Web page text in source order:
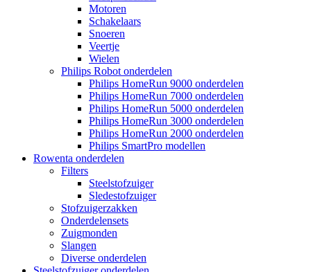
Motoren
Schakelaars
Snoeren
Veertje
Wielen
Philips Robot onderdelen
Philips HomeRun 9000 onderdelen
Philips HomeRun 7000 onderdelen
Philips HomeRun 5000 onderdelen
Philips HomeRun 3000 onderdelen
Philips HomeRun 2000 onderdelen
Philips SmartPro modellen
Rowenta onderdelen
Filters
Steelstofzuiger
Sledestofzuiger
Stofzuigerzakken
Onderdelensets
Zuigmonden
Slangen
Diverse onderdelen